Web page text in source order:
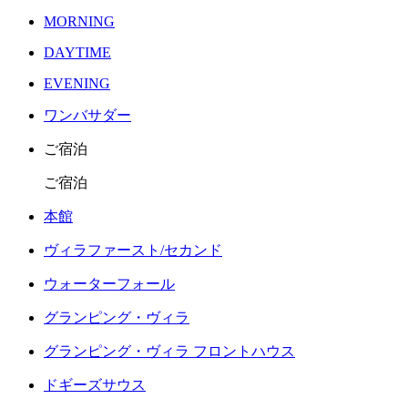
MORNING
DAYTIME
EVENING
ワンバサダー
ご宿泊
ご宿泊
本館
ヴィラファースト/セカンド
ウォーターフォール
グランピング・ヴィラ
グランピング・ヴィラ フロントハウス
ドギーズサウス